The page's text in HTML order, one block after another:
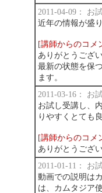
2011-04-09： お
近年の情報が盛
[講師からのコメ
ありがとうござ
最新の状態を保
ます。
2011-03-16： お
お試し受講し、
りやすくとても
[講師からのコメ
ありがとうござ
2011-01-11： お
動画での説明は
は、カムタジア